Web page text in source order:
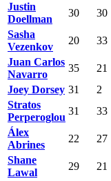
Justin
Doellman
30 30
Sasha
Vezenkov
20 33
Juan Carlos
Navarro
35 21
Joey Dorsey 31 2
Stratos
Perperoglou
31 33
Álex
Abrines
22 27
Shane
Lawal
29 21